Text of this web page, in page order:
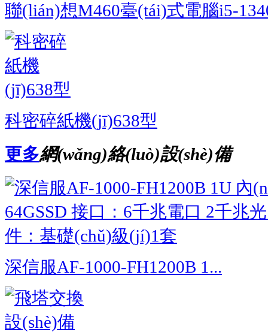
聯(lián)想M460臺(tái)式電腦i5-
科密碎紙機(jī)638型
更多網(wǎng)絡(luò)設(shè)備
深信服AF-1000-FH1200B 1...